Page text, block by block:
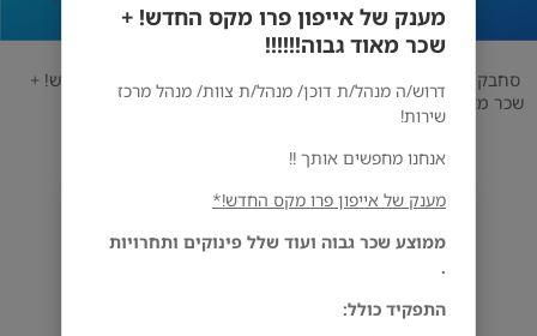
מענק של אייפון פרו מקס החדש! +
שכר מאוד גבוה!!!!!!
דרוש/ה מנהל/ת דוכן/ מנהל/ת צוות/ מנהל מרכז
שירות!
אנחנו מחפשים אותך !!
מענק של אייפון פרו מקס החדש!*
ממוצע שכר גבוה ועוד שלל פינוקים ותחרויות
.
התפקיד כולל:
סחבק מכירות Hot-mobile
מענק של אייפון פרו מקס החדש! +
שכר מאוד גבוה!!!!!!
Hot-mobile